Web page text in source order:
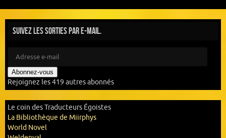
Suivez les sorties par e-mail.
Abonnez-vous
Rejoignez les 419 autres abonnés
Le coin des Traducteurs Égoistes
La Bibliothèque de Miirphys
World Novel